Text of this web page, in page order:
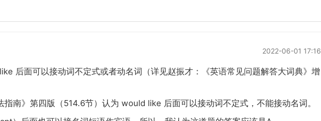
2022-06-01 17:16
后面可以接动词不定式或者动名词
（详见赵振才：《英语常见问题解答大词典》增
指南》第四版（514.6节）认为 would like 后面可以接动词不定式，不能接动名词。